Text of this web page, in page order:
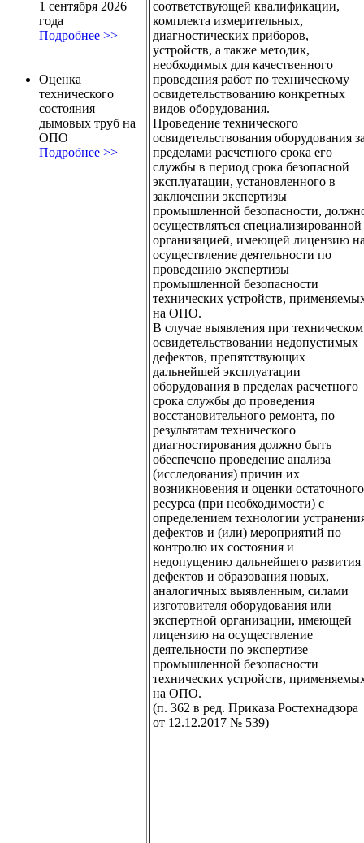
1 сентября 2026
года
Подробнее >>
Оценка
технического
состояния
дымовых труб на
ОПО
Подробнее >>
соответствующей квалификации,
комплекта измерительных,
диагностических приборов,
устройств, а также методик,
необходимых для качественного
проведения работ по техническому
освидетельствованию конкретных
видов оборудования.
Проведение технического
освидетельствования оборудования
пределами расчетного срока его
службы в период срока безопасной
эксплуатации, установленного в
заключении экспертизы
промышленной безопасности,
осуществляться специализированной
организацией, имеющей лицензию
осуществление деятельности по
проведению экспертизы
промышленной безопасности
технических устройств,
на ОПО.
В случае выявления при техническом
освидетельствовании недопустимых
дефектов, препятствующих
дальнейшей эксплуатации
оборудования в пределах расчетного
срока службы до проведения
восстановительного ремонта, по
результатам технического
диагностирования должно быть
обеспечено проведение анализа
(исследования) причин их
возникновения и оценки остаточного
ресурса (при необходимости) с
определением технологии
дефектов и (или) мероприятий по
контролю их состояния и
недопущению дальнейшего развития
дефектов и образования новых,
аналогичных выявленным, силами
изготовителя оборудования или
экспертной организации, имеющей
лицензию на осуществление
деятельности по экспертизе
промышленной безопасности
технических устройств,
на ОПО.
(п. 362 в ред. Приказа Ростехнадзора
от 12.12.2017 № 539)